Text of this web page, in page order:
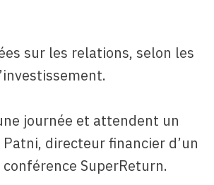
sur les relations, selon les
journée et attendent un
directeur financier d’un
SuperReturn.